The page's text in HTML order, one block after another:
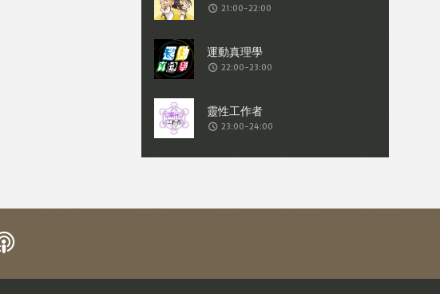
21:00-22:00
22:00-23:00
23:00-24:00